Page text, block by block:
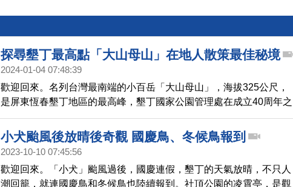
探尋墾丁最高點「大山母山」在地人散策最佳秘境
2024-01-04 07:48:39
歡迎回來。名列台灣最南端的小百岳「大山母山」，海拔325公尺，
是屏東恆春墾丁地區的最高峰，墾丁國家公園管理處在成立40周年之
際，開闢整理了大山母山步道，沿路風景優美，海天一色視野絕佳，
是當地人散步的最佳秘境，透過鏡頭一起去欣賞。
小犬颱風後放晴後奇觀 國慶鳥、冬候鳥報到
2023-10-10 07:45:56
歡迎回來。「小犬」颱風過後，國慶連假，墾丁的天氣放晴，不只人
潮回籠，就連國慶鳥和冬候鳥也陸續報到。社頂公園的凌霄亭，是觀